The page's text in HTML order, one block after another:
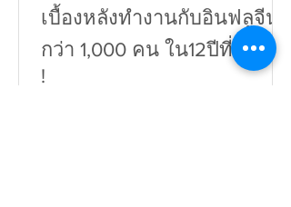
เบื้องหลังทำงานกับอินฟลูจีน
กว่า 1,000 คน ใน12ปีที่ผ่านมา
!